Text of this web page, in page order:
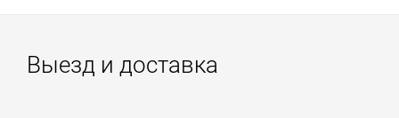
Выезд и доставка